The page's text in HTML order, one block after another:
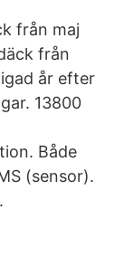
från maj
från
år efter
13800
Både
(sensor).